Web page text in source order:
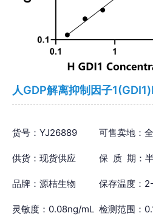
人GDP解离抑制因子
货号：YJ26889 可售卖地：
供货：现货供应 保 质 期：
品牌：源桔生物 保存温度：
灵敏度：0.08ng/mL 检测范围：